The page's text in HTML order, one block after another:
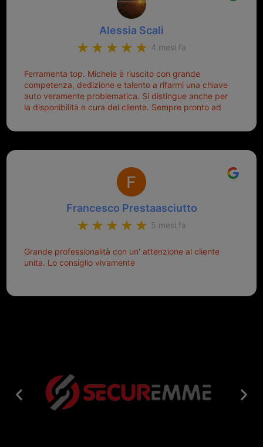
Alessia Scali
4 mesi fa
Ferramenta top. Michele è riuscito con grande
competenza, dedizione e talento a rifarmi una chiave
auto veramente problematica. Si distingue anche per
la disponibilità e cura del cliente. Sempre pronto ad
Francesco Prestaasciutto
5 mesi fa
Grande professionalità con un' attenzione al cliente
unita. Lo consiglio vivamente